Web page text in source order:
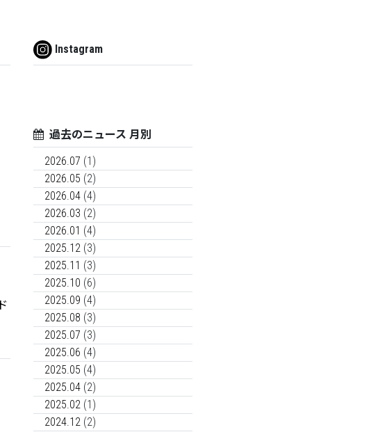
Instagram
過去のニュース 月別
2026.07 (1)
2026.05 (2)
2026.04(4)
2026.03 (2)
2026.01 (4)
2025.12(3)
2025.11 (3)
2025.10 (6)
2025.09 (4)
2025.08 (3)
2025.07 (3)
2025.06 (4)
2025.05 (4)
2025.04(2)
2025.02(1)
2024.12(2)